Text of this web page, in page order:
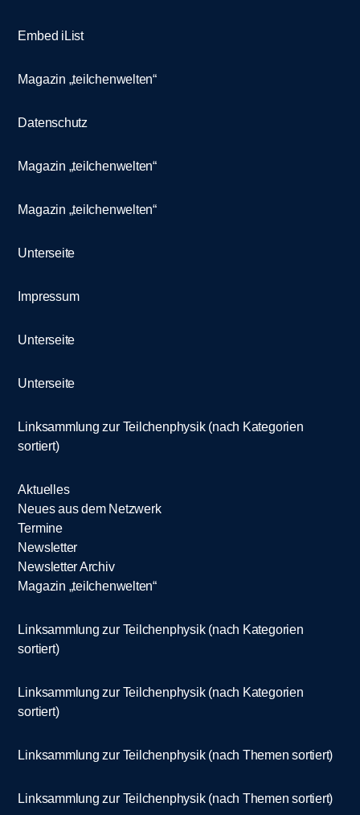
Embed iList
Magazin „teilchenwelten“
Datenschutz
Magazin „teilchenwelten“
Magazin „teilchenwelten“
Unterseite
Impressum
Unterseite
Unterseite
Linksammlung zur Teilchenphysik (nach Kategorien
sortiert)
Aktuelles
Neues aus dem Netzwerk
Termine
Newsletter
Newsletter Archiv
Magazin „teilchenwelten“
Linksammlung zur Teilchenphysik (nach Kategorien
sortiert)
Linksammlung zur Teilchenphysik (nach Kategorien
sortiert)
Linksammlung zur Teilchenphysik (nach Themen sortiert)
Linksammlung zur Teilchenphysik (nach Themen sortiert)